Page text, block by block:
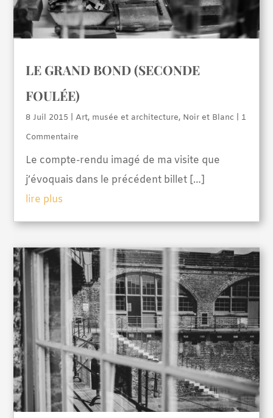
LE GRAND BOND (SECONDE
FOULÉE)
8 Juil 2015 |Art, musée et architecture, Noir et Blanc | 1
Commentaire
Le compte-rendu imagé de ma visite que
j’évoquais dans le précédent billet […]
lire plus